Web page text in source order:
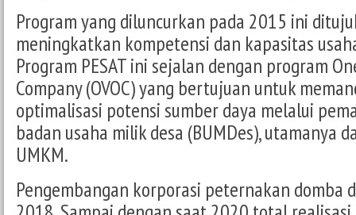
Program yang diluncurkan pada 2015 ini
meningkatkan kompetensi dan kapasitas
Program PESAT ini sejalan dengan program
Company (OVOC) yang bertujuan untuk
optimalisasi potensi sumber daya melalui
badan usaha milik desa (BUMDes), utamanya
UMKM.
Pengembangan korporasi peternakan domba